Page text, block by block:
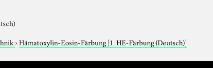
›Hämatoxylin-Eosin-Färbung[1. HE-Färbung (Deutsch)]